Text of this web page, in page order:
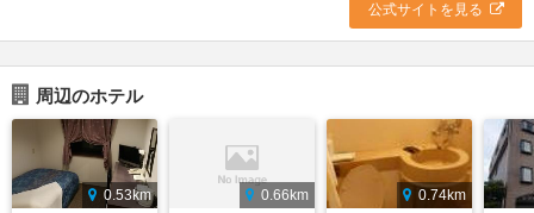
公式サイトを見る
周辺のホテル
0.53km
0.66km
0.74km